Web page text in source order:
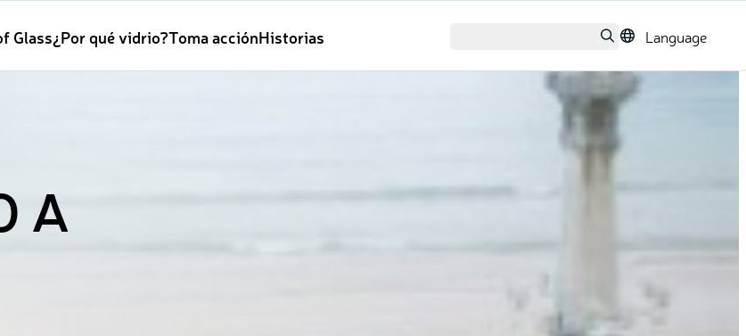
Glass¿Por qué vidrio?Toma acciónHistorias Language
A